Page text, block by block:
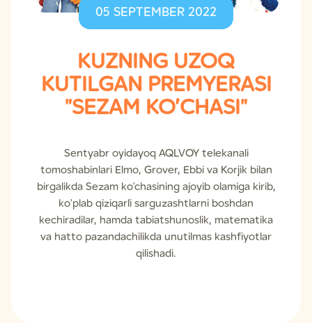
05 SEPTEMBER 2022
KUZNING UZOQ
KUTILGAN PREMYERASI
"SEZAM KO’CHASI"
Sentyabr oyidayoq AQLVOY telekanali
tomoshabinlari Elmo, Grover, Ebbi va Korjik bilan
birgalikda Sezam ko'chasining ajoyib olamiga kirib,
ko'plab qiziqarli sarguzashtlarni boshdan
kechiradilar, hamda tabiatshunoslik, matematika
va hatto pazandachilikda unutilmas kashfiyotlar
qilishadi.